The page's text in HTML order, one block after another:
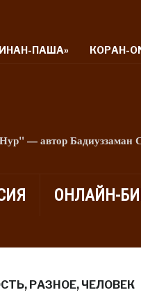
ПАША» КОРАН-
— автор Бадиуззаман
ОНЛАЙН-
, РАЗНОЕ, ЧЕЛОВЕК